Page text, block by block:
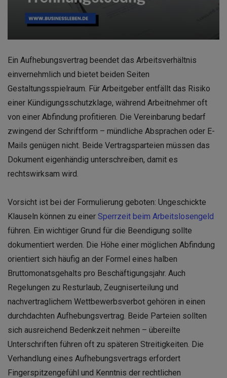
Ein Aufhebungsvertrag beendet das Arbeitsverhältnis
einvernehmlich und bietet beiden Seiten
Gestaltungsspielraum. Für Arbeitgeber entfällt das Risiko
einer Kündigungsschutzklage, während Arbeitnehmer oft
von einer Abfindung profitieren. Die Vereinbarung bedarf
zwingend der Schriftform – mündliche Absprachen oder E-
Mails genügen nicht. Beide Vertragsparteien müssen das
Dokument eigenhändig unterschreiben, damit es
rechtswirksam wird.
Vorsicht ist bei der Formulierung geboten: Ungeschickte
Klauseln können zu einer Sperrzeit beim Arbeitslosengeld
führen. Ein wichtiger Grund für die Beendigung sollte
dokumentiert werden. Die Höhe einer möglichen Abfindung
orientiert sich häufig an der Formel eines halben
Bruttomonatsgehalts pro Beschäftigungsjahr. Auch
Regelungen zu Resturlaub, Zeugniserteilung und
nachvertraglichem Wettbewerbsverbot gehören in einen
durchdachten Aufhebungsvertrag. Beide Parteien sollten
sich ausreichend Bedenkzeit nehmen – übereilte
Unterschriften führen oft zu späteren Streitigkeiten. Die
Verhandlung eines Aufhebungsvertrags erfordert
Fingerspitzengefühl und Kenntnis der rechtlichen